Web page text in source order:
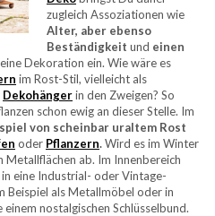
zugleich Assoziationen wie
Alter, aber ebenso
Beständigkeit und einen
Dekoration ein. Wie wäre es
im Rost-Stil, vielleicht als
Dekohängerin den Zweigen? So
schon ewig an dieser Stelle. Im
von scheinbar uraltem Rost
oder Pflanzern.Wird es im Winter
Metallflächen ab. Im Innenbereich
eine Industrial- oder Vintage-
Beispiel als Metallmöbel oder in
nostalgischen Schlüsselbund.